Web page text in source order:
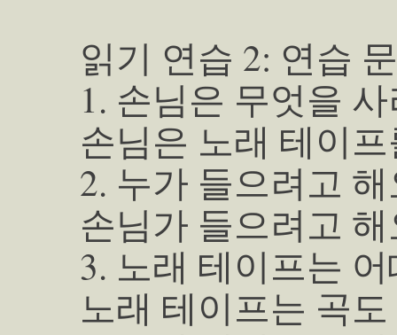
읽기 연습 2: 연습
1. 손님은 무엇을
손님은 노래 테이
2. 누가 들으려고 해
손님가 들으려고
3. 노래 테이프는
노래 테이프는 곡